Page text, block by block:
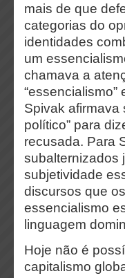
mais de que
categorias do
identidades
um
chamava a
Spivak afirmava
político” para
recusada. Para
subalternizados
subjetividade
discursos que
essencialismo
linguagem
Hoje não é
capitalismo